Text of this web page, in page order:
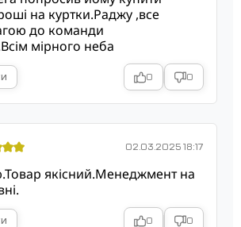
на куртки.Раджу ,все
до команди
мірного неба
0 0
02.03.2025 18:17
якісний.Менеджмент на
0 0